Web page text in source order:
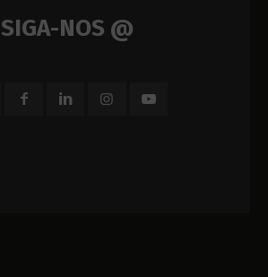
SIGA-NOS @